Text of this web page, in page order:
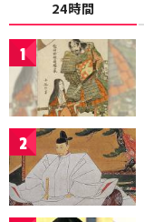
24時間
1
2